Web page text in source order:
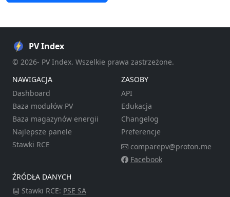
PV Index
© 2026- PV Index. Wszelkie prawa zastrzeżone.
NAWIGACJA
Dashboard
Baza modułów PV
Baza magazynów energii
Najlepsze panele
Stawki RCE
ZASOBY
API
Edukacja
Changelog
Preferencje
comparepv@proton.me
Facebook
ŹRÓDŁA DANYCH
Stawki RCE: PSE SA